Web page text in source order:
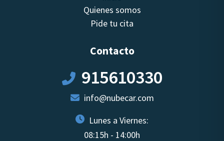
Quienes somos
Pide tu cita
Contacto
915610330
info@nubecar.com
Lunes a Viernes:
08:15h - 14:00h